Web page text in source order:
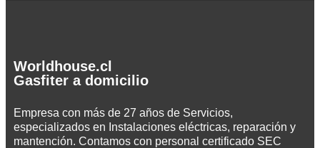
Worldhouse.cl
Gasfiter a domicilio
Empresa con más de 27 años de Servicios,
especializados en Instalaciones eléctricas, reparación y
mantención. Contamos con personal certificado SEC